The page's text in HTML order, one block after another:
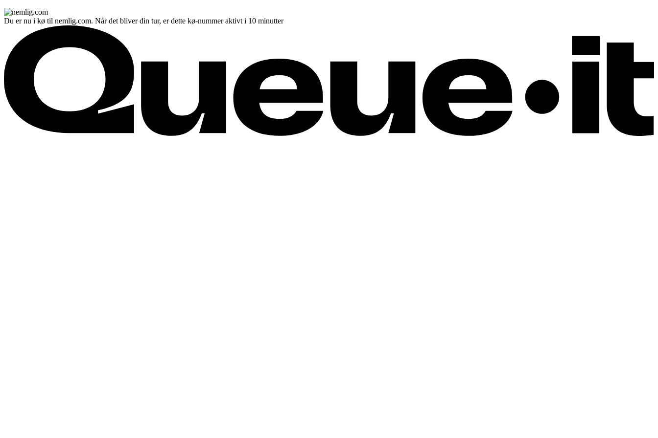
Du er nu i kø til nemlig.com. Når det bliver din tur, er dette kø-nummer aktivt i 10 minutter